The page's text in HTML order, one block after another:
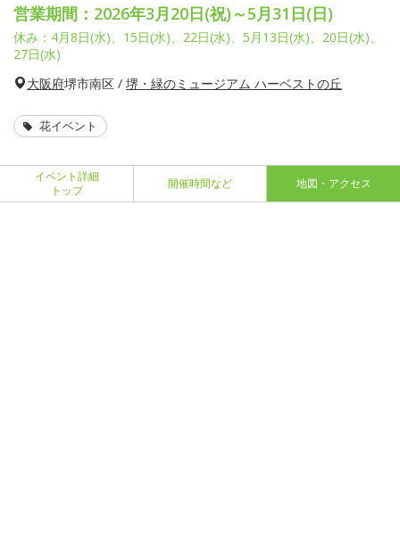
営業期間：2026年3月20日(祝)～5月31日(日)
休み：4月8日(水)、15日(水)、22日(水)、5月13日(水)、20日(水)、
27日(水)
大阪府堺市南区 / 堺・緑のミュージアム ハーベストの丘
花イベント
イベント詳細
トップ
開催時間など 地図・アクセス